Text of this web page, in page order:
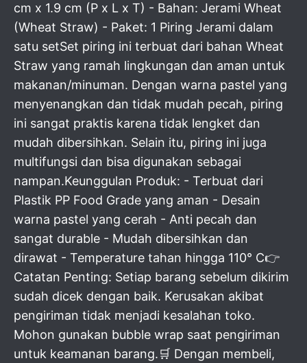
cm x 1.9 cm (P x L x T) - Bahan: Jerami Wheat
(Wheat Straw) - Paket: 1 Piring Jerami dalam
satu setSet piring ini terbuat dari bahan Wheat
Straw yang ramah lingkungan dan aman untuk
makanan/minuman. Dengan warna pastel yang
menyenangkan dan tidak mudah pecah, piring
ini sangat praktis karena tidak lengket dan
mudah dibersihkan. Selain itu, piring ini juga
multifungsi dan bisa digunakan sebagai
nampan.Keunggulan Produk: - Terbuat dari
Plastik PP Food Grade yang aman - Desain
warna pastel yang cerah - Anti pecah dan
sangat durable - Mudah dibersihkan dan
dirawat - Temperature tahan hingga 110° C👉
Catatan Penting: Setiap barang sebelum dikirim
sudah dicek dengan baik. Kerusakan akibat
pengiriman tidak menjadi kesalahan toko.
Mohon gunakan bubble wrap saat pengiriman
untuk keamanan barang.🛒 Dengan membeli,